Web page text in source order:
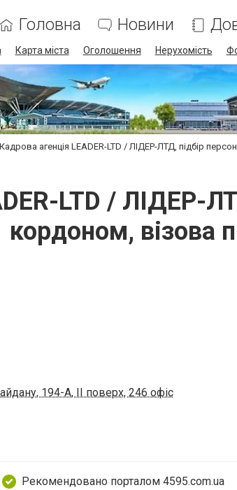
Головна Новини
Карта міста Оголошення Нерухомість
Кадрова агенція LEADER-LTD / ЛІДЕР-ЛТД, підбір
LTD / ЛІДЕР-
кордоном, візова
194-А, ІІ поверх, 246 офіс
Рекомендовано порталом 4595.com.ua